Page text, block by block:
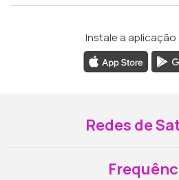
Instale a aplicação
Redes de